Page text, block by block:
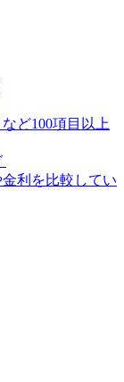
ど100項目以上
利を比較してい